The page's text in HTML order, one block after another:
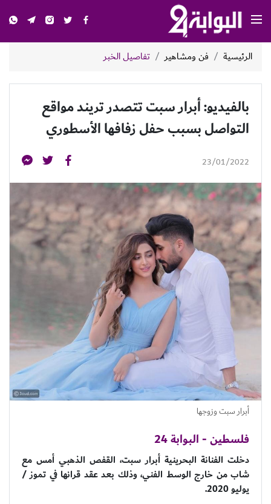
الرئيسية فن ومشاهير تفاصيل الخبر
بالفيديو: أبرار سبت تتصدر تريند مواقع
التواصل بسبب حفل زفافها الأسطوري
23/01/2022
أبرار سبت وزوجها
فلسطين - البوابة 24
دخلت الفنانة البحرينية ​أبرار سبت،​ القفص الذهبي أمس مع
شاب من خارج الوسط الفني، وذلك بعد عقد قرانها في تموز /
يوليو 2020.